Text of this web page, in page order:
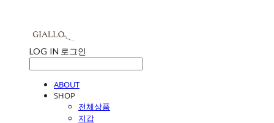
LOG IN 로그인
ABOUT
SHOP
전체상품
지갑